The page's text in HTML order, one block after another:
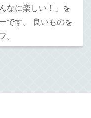
なに楽しい！」を
です。 良いものを
。